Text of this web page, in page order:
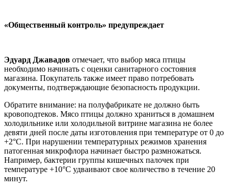
«Общественный контроль» предупреждает
Эдуард Джавадов отмечает, что выбор мяса птицы
необходимо начинать с оценки санитарного состояния
магазина. Покупатель также имеет право потребовать
документы, подтверждающие безопасность продукции.
Обратите внимание: на полуфабрикате не должно быть
кровоподтеков. Мясо птицы должно храниться в домашнем
холодильнике или холодильной витрине магазина не более
девяти дней после даты изготовления при температуре от 0 до
+2°С. При нарушении температурных режимов хранения
патогенная микрофлора начинает быстро размножаться.
Например, бактерии группы кишечных палочек при
температуре +10°С удваивают свое количество в течение 20
минут.